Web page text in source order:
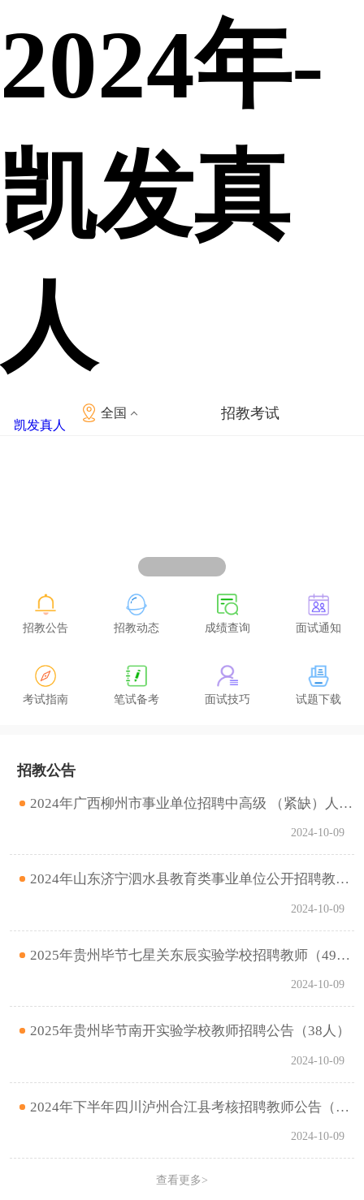
2024年-
凯发真
人
招教考试
凯发真人
全国
招教公告 招教动态 成绩查询 面试通知
考试指南 笔试备考 面试技巧 试题下载
招教公告
2024年广西柳州市事业单位招聘中高级 （紧缺）人才公告（第四批）（含教师岗33人）
2024-10-09
2024年山东济宁泗水县教育类事业单位公开招聘教师简章（第二批11人）
2024-10-09
2025年贵州毕节七星关东辰实验学校招聘教师（49人）
2024-10-09
2025年贵州毕节南开实验学校教师招聘公告（38人）
2024-10-09
2024年下半年四川泸州合江县考核招聘教师公告（3人）
2024-10-09
查看更多>